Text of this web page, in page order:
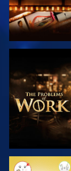
VERKEN DE
SERIE